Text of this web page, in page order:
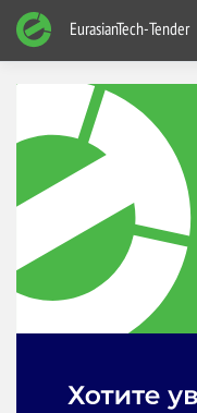
EurasianTech-Tender
Previous